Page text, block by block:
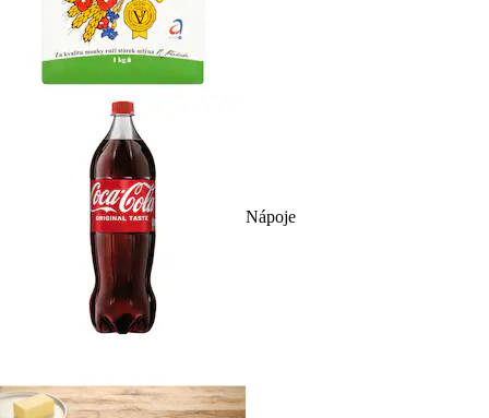
Nápoje